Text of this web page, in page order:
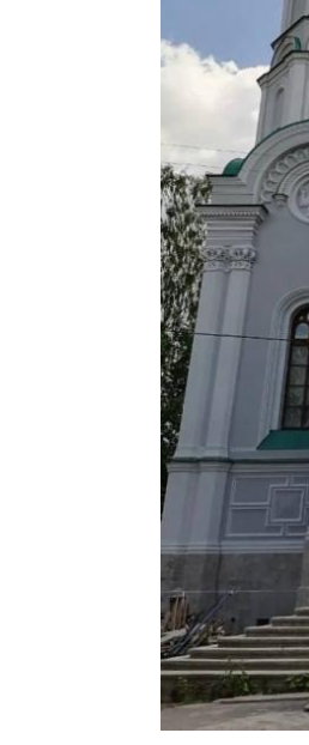
РЕКОМЕНДУЕМ
поселке
27 сентября 2023,